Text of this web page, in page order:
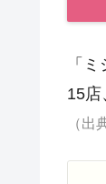
「
15店
（出